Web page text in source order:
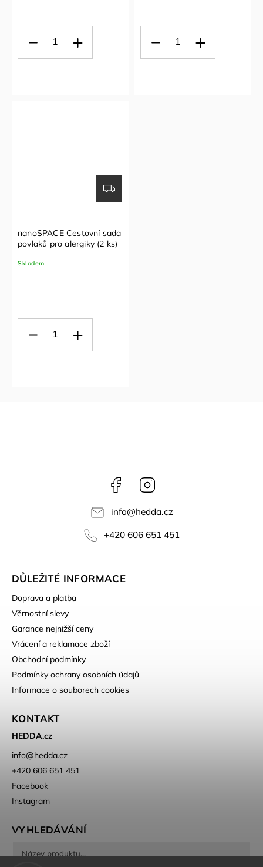
nanoSPACE Cestovní sada
povlaků pro alergiky (2 ks)
Skladem
Facebook
info@hedda.cz
+420 606 651 451
DŮLEŽITÉ INFORMACE
Doprava a platba
Věrnostní slevy
Garance nejnižší ceny
Vrácení a reklamace zboží
Obchodní podmínky
Podmínky ochrany osobních údajů
Informace o souborech cookies
KONTAKT
HEDDA.cz
info@hedda.cz
+420 606 651 451
Facebook
Instagram
VYHLEDÁVÁNÍ